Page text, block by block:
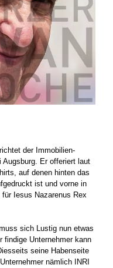
der Immobilien-
Augsburg. Er offeriert laut
auf denen hinten das
ist und vorne in
Iesus Nazarenus Rex
sich Lustig nun etwas
findige Unternehmer kann
seine Habenseite
nämlich INRI